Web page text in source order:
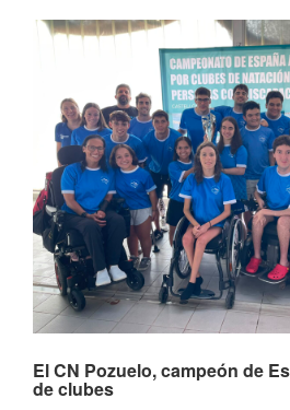
El CN Pozuelo, campeón de
de clubes